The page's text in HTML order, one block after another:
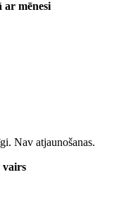
ar mēnesi
Nav atjaunošanas.
vairs